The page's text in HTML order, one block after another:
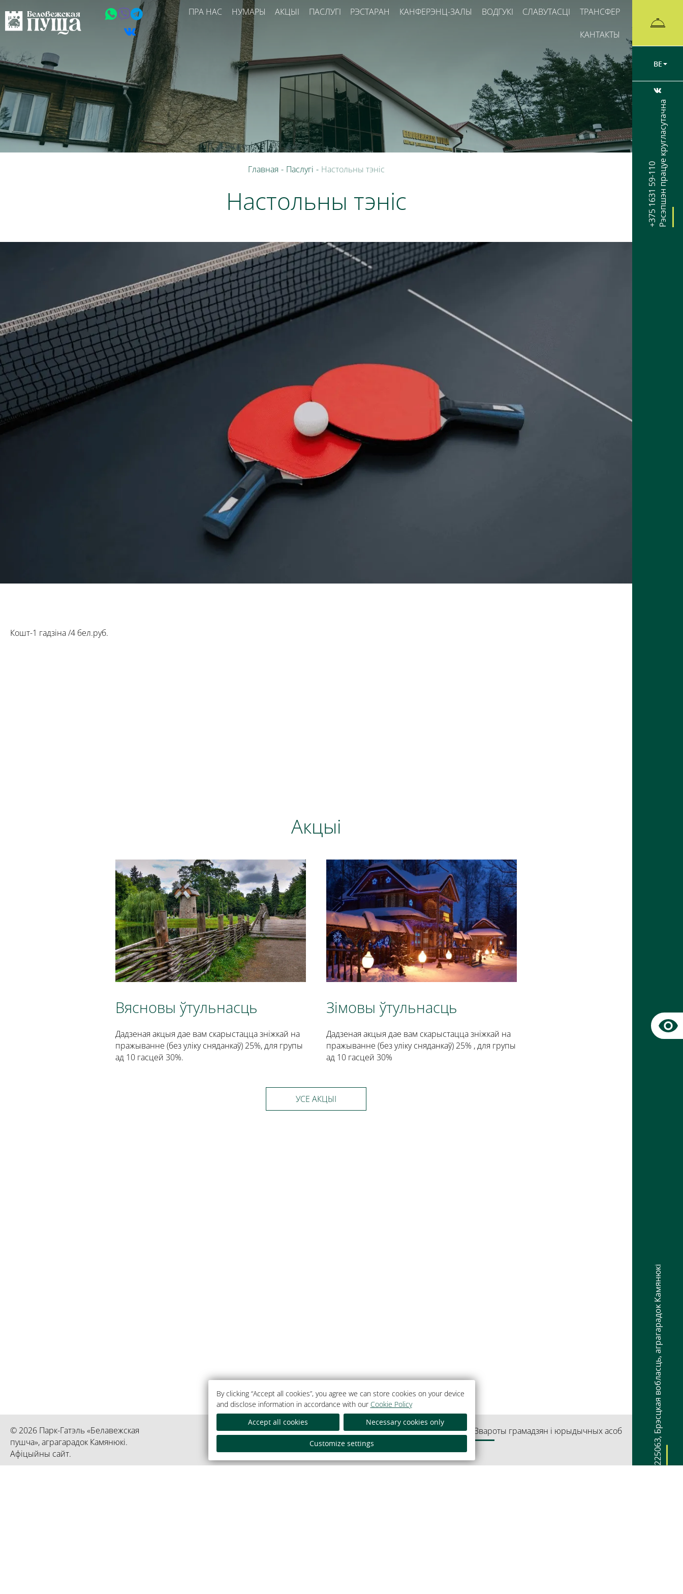
By clicking “Accept all cookies”, you agree we can store cookies on your device
and disclose information in accordance with our Cookie Policy
Accept all cookies
Necessary cookies only
Customize settings
BE
+375 1631 59-110Рэсэпшэн працуе кругласутачна
225063
,
Брэсцкая вобласць
,
аграгарадок Камянюкі
ПРА НАС НУМАРЫ АКЦЫІ ПАСЛУГІ РЭСТАРАН КАНФЕРЭНЦ-ЗАЛЫ ВОДГУКІ СЛАВУТАСЦІ ТРАНСФЕР
КАНТАКТЫ
Главная - Паслугі - Настольны тэніс
Настольны тэніс
Кошт-1 гадзіна /4 бел.руб.
Акцыі
Вясновы ўтульнасць
Дадзеная акцыя дае вам скарыстацца зніжкай на
пражыванне (без уліку сняданкаў) 25%, для групы
ад 10 гасцей 30%.
Зімовы ўтульнасць
Дадзеная акцыя дае вам скарыстацца зніжкай на
пражыванне (без уліку сняданкаў) 25% , для групы
ад 10 гасцей 30%
УСЕ АКЦЫІ
© 2026 Парк-Гатэль «Белавежская
пушча», аграгарадок Камянюкі.
Афіцыйны сайт.
Як аплаціць банкаўскай картай Звароты грамадзян і юрыдычных асоб